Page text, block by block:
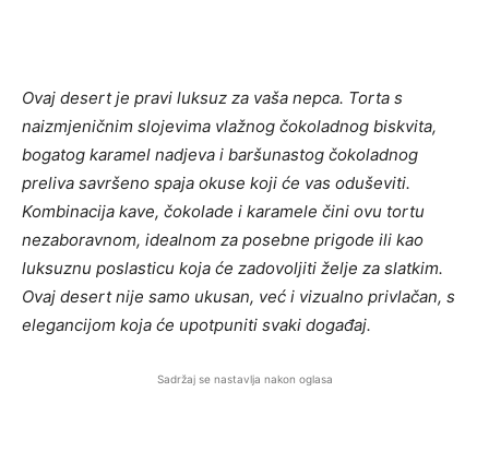
Ovaj desert je pravi luksuz za vaša nepca. Torta s
naizmjeničnim slojevima vlažnog čokoladnog biskvita,
bogatog karamel nadjeva i baršunastog čokoladnog
preliva savršeno spaja okuse koji će vas oduševiti.
Kombinacija kave, čokolade i karamele čini ovu tortu
nezaboravnom, idealnom za posebne prigode ili kao
luksuznu poslasticu koja će zadovoljiti želje za slatkim.
Ovaj desert nije samo ukusan, već i vizualno privlačan, s
elegancijom koja će upotpuniti svaki događaj.
Sadržaj se nastavlja nakon oglasa